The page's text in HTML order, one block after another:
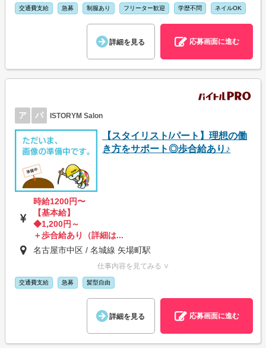
交通費支給 急募 制服あり フリーター歓迎 学歴不問 ネイルOK
詳細を見る 応募画面に進む
ア パ ISTORYM Salon
【スタイリスト/パート】理想の働
き方をサポート◎歩合給あり♪
時給1200円〜
【基本給】
◆1,200円～
＋歩合給あり（詳細は...
名古屋市中区 / 名城線 矢場町駅
仕事内容を見てみる ∨
交通費支給 急募 髪型自由
詳細を見る 応募画面に進む